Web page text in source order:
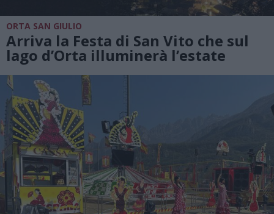
ORTA SAN GIULIO
Arriva la Festa di San Vito che sul
lago d’Orta illuminerà l’estate